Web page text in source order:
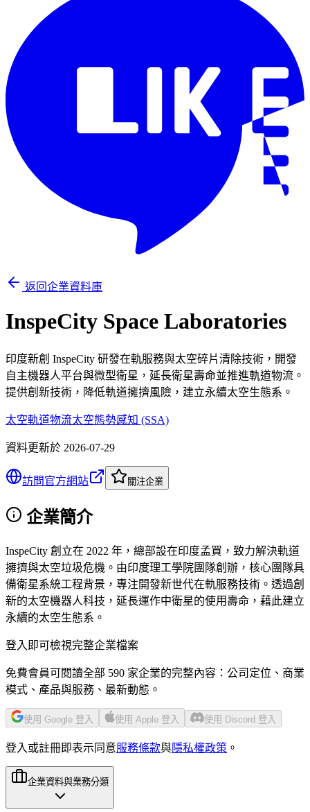
返回企業資料庫
InspeCity Space Laboratories
印度新創 InspeCity 研發在軌服務與太空碎片清除技術，開發
自主機器人平台與微型衛星，延長衛星壽命並推進軌道物流。
提供創新技術，降低軌道擁擠風險，建立永續太空生態系。
太空軌道物流太空態勢感知 (SSA)
資料更新於 2026-07-29
訪問官方網站 關注企業
企業簡介
InspeCity 創立在 2022 年，總部設在印度孟買，致力解決軌道
擁擠與太空垃圾危機。由印度理工學院團隊創辦，核心團隊具
備衛星系統工程背景，專注開發新世代在軌服務技術。透過創
新的太空機器人科技，延長運作中衛星的使用壽命，藉此建立
永續的太空生態系。
登入即可檢視完整企業檔案
免費會員可閱讀全部 590 家企業的完整內容：公司定位、商業
模式、產品與服務、最新動態。
使用 Google 登入 使用 Apple 登入 使用 Discord 登入
登入或註冊即表示同意服務條款與隱私權政策 。
企業資料與業務分類